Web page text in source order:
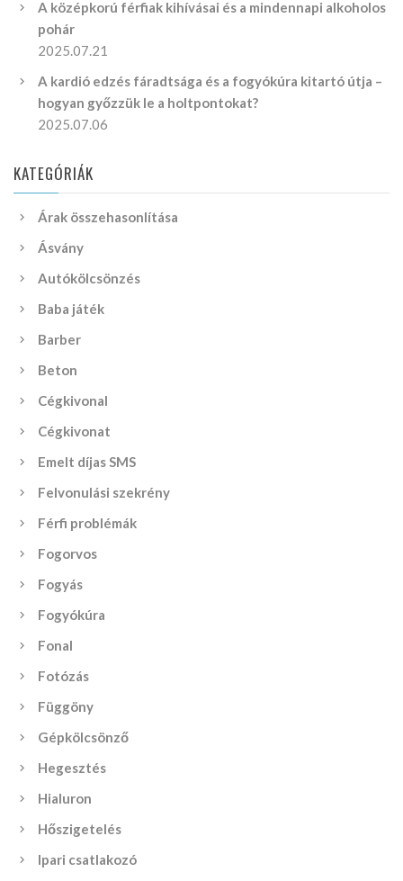
A középkorú férfiak kihívásai és a mindennapi alkoholos
pohár
2025.07.21
A kardió edzés fáradtsága és a fogyókúra kitartó útja –
hogyan győzzük le a holtpontokat?
2025.07.06
KATEGÓRIÁK
Árak összehasonlítása
Ásvány
Autókölcsönzés
Baba játék
Barber
Beton
Cégkivonal
Cégkivonat
Emelt díjas SMS
Felvonulási szekrény
Férfi problémák
Fogorvos
Fogyás
Fogyókúra
Fonal
Fotózás
Függöny
Gépkölcsönző
Hegesztés
Hialuron
Hőszigetelés
Ipari csatlakozó